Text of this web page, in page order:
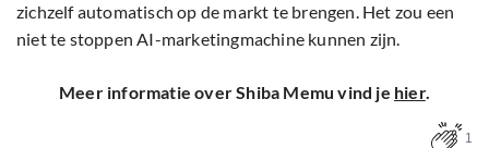
zichzelf automatisch op de markt te brengen. Het zou een
niet te stoppen AI-marketingmachine kunnen zijn.
Meer informatie over Shiba Memu vind je hier.
1